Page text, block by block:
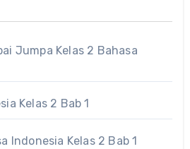
Jumpa Kelas 2 Bahasa
Kelas 2 Bab 1
Indonesia Kelas 2 Bab 1